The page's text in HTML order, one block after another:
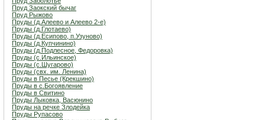
Пруд Заокский бычаг
Пруд Рыжово
Пруды (д.Алеево и Алеево 2-е)
Пруды (д.Глотаево)
Пруды (д.Есипово, п.Узуново)
Пруды (д.Купчинино)
Пруды (д.Подлесное, Федоровка)
Пруды (с.Ильинское)
Пруды (с.Шугарово)
Пруды (свх. им. Ленина)
Пруды в Песье (Крекшино)
Пруды в с.Богоявление
Пруды в Свитино
Пруды Лыковка, Васюнино
Пруды на речке Злодейка
Пруды Рупасово